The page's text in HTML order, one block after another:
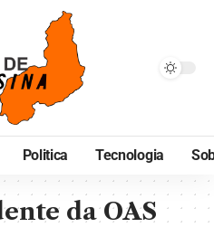
Politica Tecnologia
da OAS